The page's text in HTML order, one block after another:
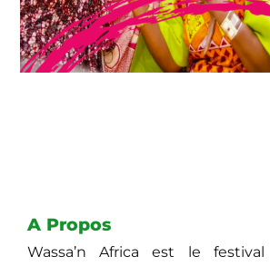
A Propos
Wassa’n Africa est le festival